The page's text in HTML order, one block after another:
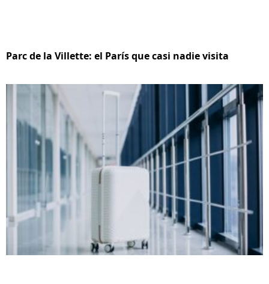
Parc de la Villette: el París que casi nadie visita